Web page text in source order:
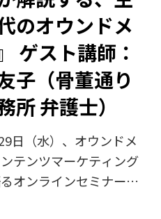
子を、アーカイブ動画
ます。
のオウンドメ
ゲスト講師：
子（骨董通り
所 弁護士）
日（水）、オウンドメ
テンツマーケティング
オンラインセミナー、
催します。今回のゲス